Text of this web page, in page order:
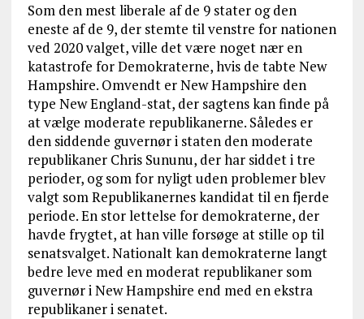
Som den mest liberale af de 9 stater og den
eneste af de 9, der stemte til venstre for nationen
ved 2020 valget, ville det være noget nær en
katastrofe for Demokraterne, hvis de tabte New
Hampshire. Omvendt er New Hampshire den
type New England-stat, der sagtens kan finde på
at vælge moderate republikanerne. Således er
den siddende guvernør i staten den moderate
republikaner Chris Sununu, der har siddet i tre
perioder, og som for nyligt uden problemer blev
valgt som Republikanernes kandidat til en fjerde
periode. En stor lettelse for demokraterne, der
havde frygtet, at han ville forsøge at stille op til
senatsvalget. Nationalt kan demokraterne langt
bedre leve med en moderat republikaner som
guvernør i New Hampshire end med en ekstra
republikaner i senatet.